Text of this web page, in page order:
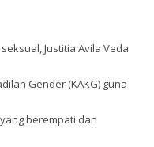
Justitia Avila Veda
Gender (KAKG) guna
berempati dan